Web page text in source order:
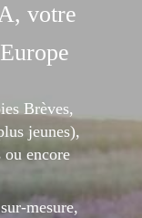
votre
Brèves,
jeunes),
ou encore
mesure,